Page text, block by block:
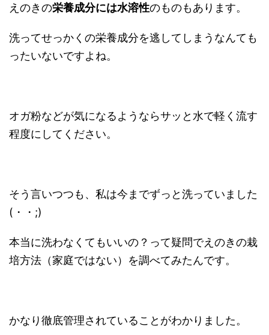
えのきの栄養成分には水溶性のものもあります。
洗ってせっかくの栄養成分を逃してしまうなんても
ったいないですよね。
オガ粉などが気になるようならサッと水で軽く流す
程度にしてください。
そう言いつつも、私は今までずっと洗っていました
(・・;)
本当に洗わなくてもいいの？って疑問でえのきの栽
培方法（家庭ではない）を調べてみたんです。
かなり徹底管理されていることがわかりました。